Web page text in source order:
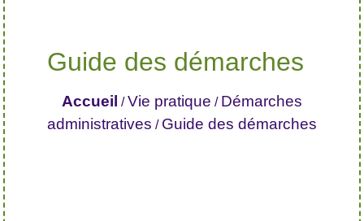
Guide des démarches
Accueil /Vie pratique / Démarches
administratives / Guide des démarches